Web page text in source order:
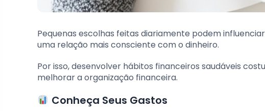
Pequenas escolhas feitas diariamente podem
uma relação mais consciente com o dinheiro.
Por isso, desenvolver hábitos financeiros saudáveis
melhorar a organização financeira.
Conheça Seus Gastos